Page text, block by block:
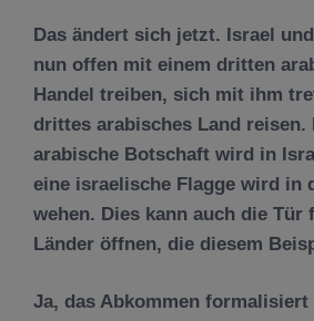
Das ändert sich jetzt. Israel
nun offen mit einem dritten
Handel treiben, sich mit ihm
drittes arabisches Land reisen.
arabische Botschaft wird in
eine israelische Flagge wird in
wehen. Dies kann auch die Tür
Länder öffnen, die diesem
Ja, das Abkommen